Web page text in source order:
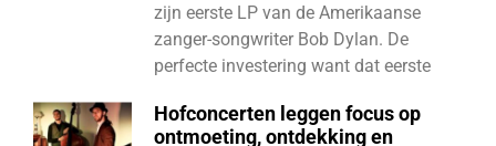
zijn eerste LP van de Amerikaanse
zanger-songwriter Bob Dylan. De
perfecte investering want dat eerste
Hofconcerten leggen focus op
ontmoeting, ontdekking en